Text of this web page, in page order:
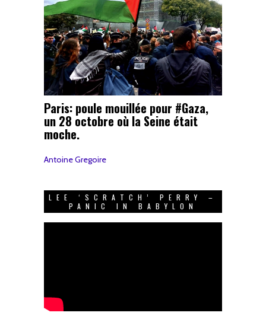
Paris: poule mouillée pour #Gaza,
un 28 octobre où la Seine était
moche.
Antoine Gregoire
LEE ‘SCRATCH’ PERRY –
PANIC IN BABYLON